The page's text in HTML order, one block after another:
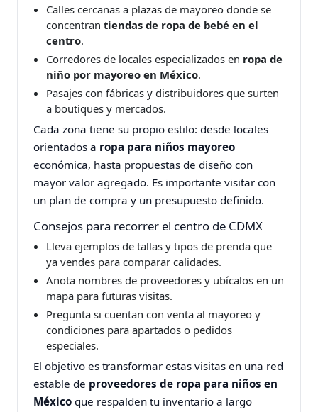
Calles cercanas a plazas de mayoreo donde se
concentran tiendas de ropa de bebé en el
centro.
Corredores de locales especializados en ropa de
niño por mayoreo en México.
Pasajes con fábricas y distribuidores que surten
a boutiques y mercados.
Cada zona tiene su propio estilo: desde locales
orientados a ropa para niños mayoreo
económica, hasta propuestas de diseño con
mayor valor agregado. Es importante visitar con
un plan de compra y un presupuesto definido.
Consejos para recorrer el centro de CDMX
Lleva ejemplos de tallas y tipos de prenda que
ya vendes para comparar calidades.
Anota nombres de proveedores y ubícalos en un
mapa para futuras visitas.
Pregunta si cuentan con venta al mayoreo y
condiciones para apartados o pedidos
especiales.
El objetivo es transformar estas visitas en una red
estable de proveedores de ropa para niños en
México que respalden tu inventario a largo